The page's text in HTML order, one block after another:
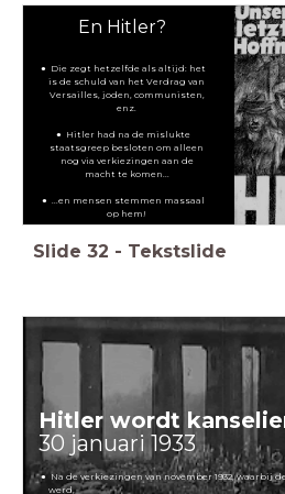
En Hitler?
Die zegt hetzelfde als altijd: het
is de schuld van het Verdrag van
Versailles, joden, communisten,
enz.
Hitler had na de mislukte
staatsgreep besloten om alleen
nog via verkiezingen aan de
macht te komen...
...en mensen stemmen massaal
op hem!
Slide 32 - Tekstslide
Hitler wordt
30 januari 1933
Na de verkiezingen van november 1932, waarbij
werd,